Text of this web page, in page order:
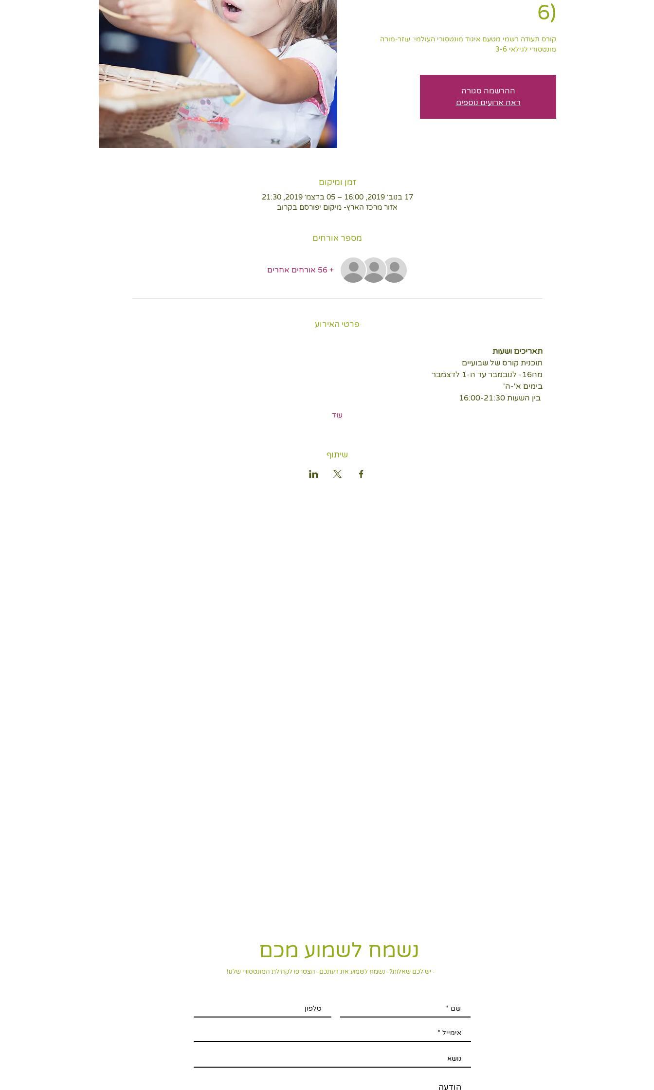
6)
קורס תעודה רשמי מטעם איגוד מונטסורי העולמי: עוזר-מורה
מונטסורי לגילאי 3-6
ההרשמה סגורה
ראה ארועים נוספים
זמן ומיקום
17 בנוב׳ 2019, 16:00 – 05 בדצמ׳ 2019, 21:30
אזור מרכז הארץ- מיקום יפורסם בקרוב
מספר אורחים
+ 56 אורחים אחרים
פרטי האירוע
תאריכים ושעות
תוכנית קורס של שבועיים
מה16- לנובמבר עד ה-1 לדצמבר
בימים א'-ה'
בין השעות 16:00-21:30
עוד
שיתוף
נשמח לשמוע מכם
- יש לכם שאלות?- נשמח לשמוע את דעתכם- הצטרפו לקהילת המונטסורי שלנו!